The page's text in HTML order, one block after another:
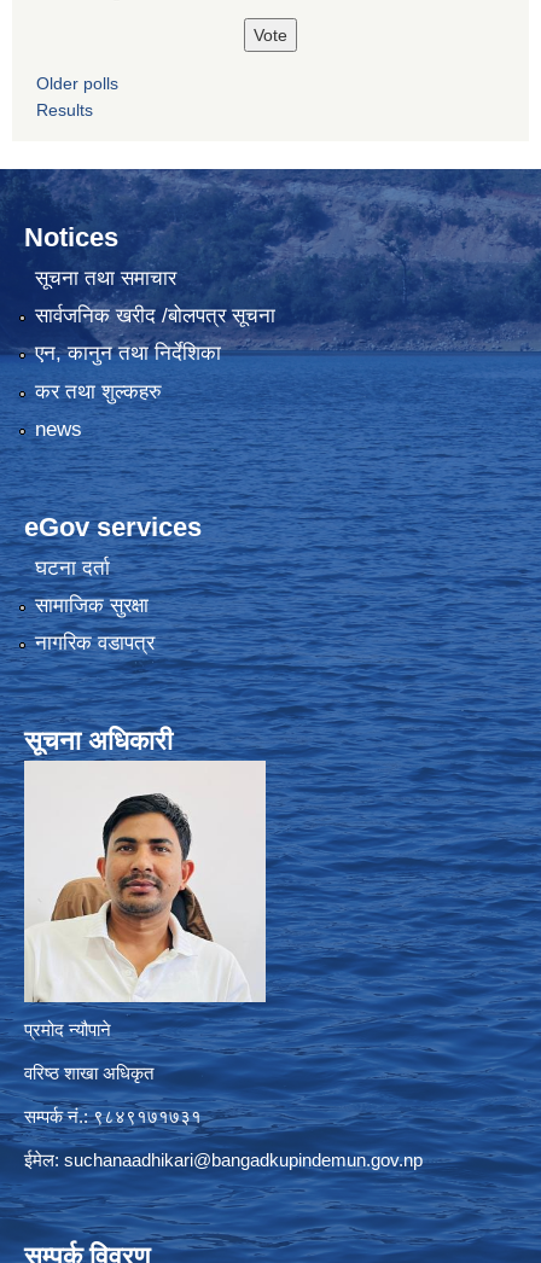
Older polls
Results
Notices
सूचना तथा समाचार
सार्वजनिक खरीद /बोलपत्र सूचना
एन, कानुन तथा निर्देशिका
कर तथा शुल्कहरु
news
eGov services
घटना दर्ता
सामाजिक सुरक्षा
नागरिक वडापत्र
सूचना अधिकारी
प्रमोद न्यौपाने
वरिष्ठ शाखा अधिकृत
सम्पर्क नं.: ९८४९१७१७३१
ईमेल: suchanaadhikari@bangadkupindemun.gov.np
सम्पर्क विवरण